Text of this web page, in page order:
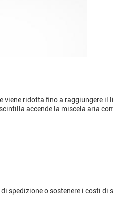
ridotta fino a raggiungere
accende la miscela aria
spedizione o sostenere i costi